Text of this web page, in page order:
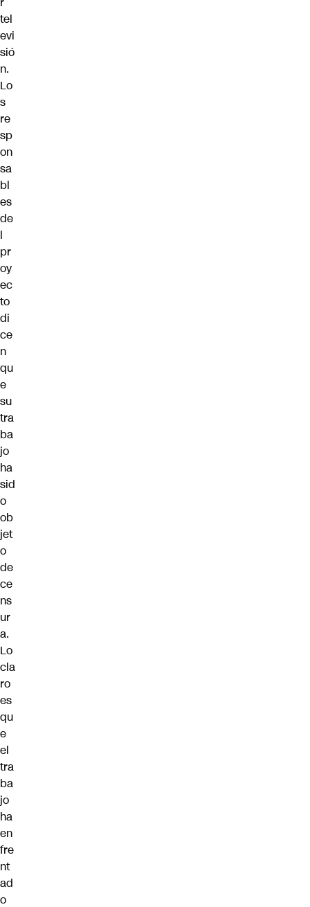
tel
evi
sió
n.
Lo
s
re
sp
on
sa
bl
es
de
l
pr
oy
ec
to
di
ce
n
qu
e
su
tra
ba
jo
ha
sid
o
ob
jet
o
de
ce
ns
ur
a.
Lo
cla
ro
es
qu
e
el
tra
ba
jo
ha
en
fre
nt
ad
o